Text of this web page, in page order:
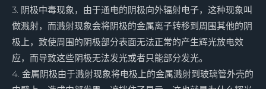
3. 阴极中毒现象，由于通电的阴极向外辐射电子，这种现象叫
做溅射，而溅射现象会将阴极的金属离子转移到周围其他的阴
极上，致使周围的阴极部分表面无法正常的产生辉光放电效
应，而导致这些阴极无法发光或者只能部分发光。
4. 金属阴极由于溅射现象将电极上的金属溅射到玻璃管外壳的